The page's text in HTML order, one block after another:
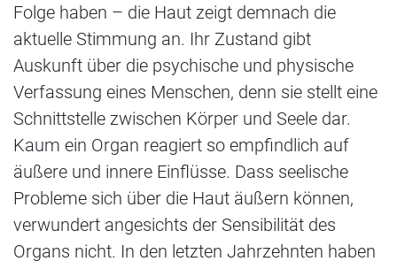
Folge haben – die Haut zeigt demnach die
aktuelle Stimmung an. Ihr Zustand gibt
Auskunft über die psychische und physische
Verfassung eines Menschen, denn sie stellt eine
Schnittstelle zwischen Körper und Seele dar.
Kaum ein Organ reagiert so empfindlich auf
äußere und innere Einflüsse. Dass seelische
Probleme sich über die Haut äußern können,
verwundert angesichts der Sensibilität des
Organs nicht. In den letzten Jahrzehnten haben